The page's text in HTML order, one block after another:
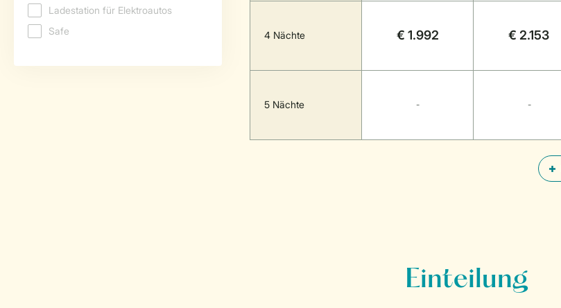
4 Nächte € 1.992 € 2.153
5 Nächte - -
Einteilung